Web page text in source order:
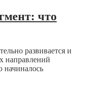
что
развивается и
направлений
начиналось